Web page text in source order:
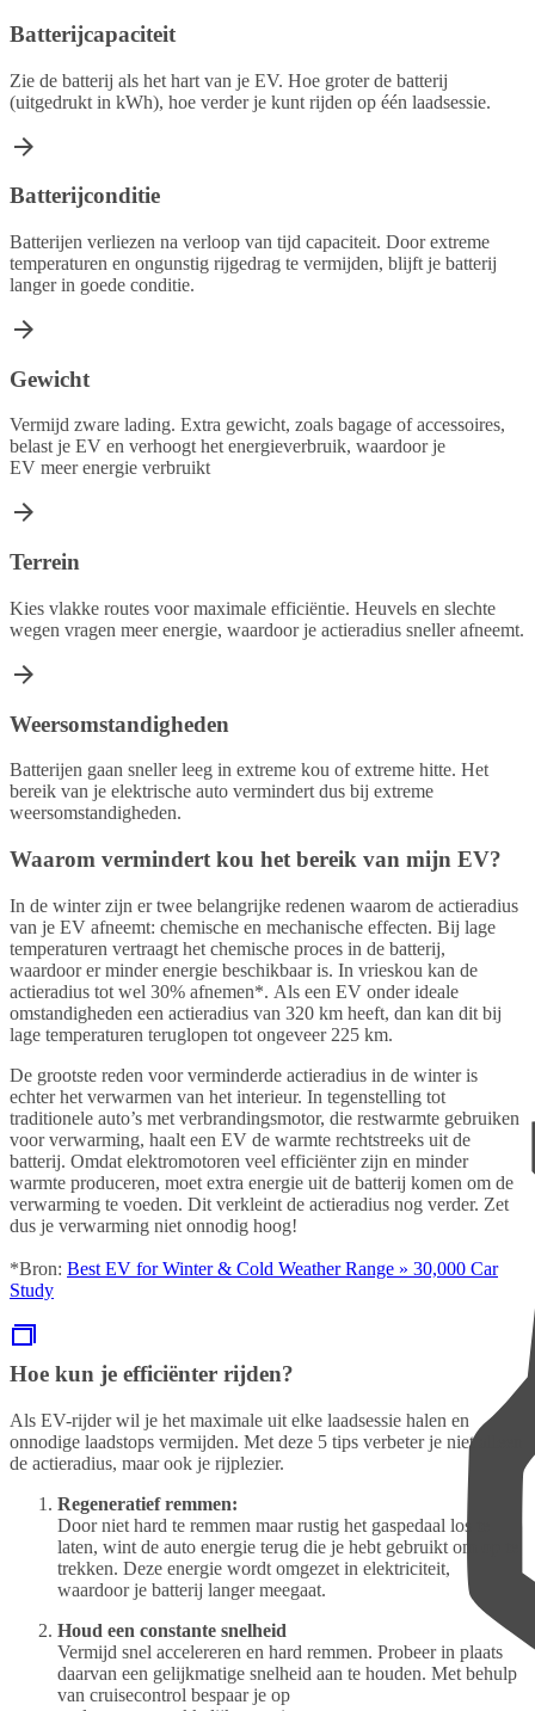
Batterijcapaciteit
Zie de batterij als het hart van je EV. Hoe groter de batterij
(uitgedrukt in kWh), hoe verder je kunt rijden op één laadsessie.
Batterijconditie
Batterijen verliezen na verloop van tijd capaciteit. Door extreme
temperaturen en ongunstig rijgedrag te vermijden, blijft je batterij
langer in goede conditie.
Gewicht
Vermijd zware lading. Extra gewicht, zoals bagage of accessoires,
belast je EV en verhoogt het energieverbruik, waardoor je
EV meer energie verbruikt
Terrein
Kies vlakke routes voor maximale efficiëntie. Heuvels en slechte
wegen vragen meer energie, waardoor je actieradius sneller afneemt.
Weersomstandigheden
Batterijen gaan sneller leeg in extreme kou of extreme hitte. Het
bereik van je elektrische auto vermindert dus bij extreme
weersomstandigheden.
Waarom vermindert kou het bereik van mijn EV?
In de winter zijn er twee belangrijke redenen waarom de actieradius
van je EV afneemt: chemische en mechanische effecten. Bij lage
temperaturen vertraagt het chemische proces in de batterij,
waardoor er minder energie beschikbaar is. In vrieskou kan de
actieradius tot wel 30% afnemen*. Als een EV onder ideale
omstandigheden een actieradius van 320 km heeft, dan kan dit bij
lage temperaturen teruglopen tot ongeveer 225 km.
De grootste reden voor verminderde actieradius in de winter is
echter het verwarmen van het interieur. In tegenstelling tot
traditionele auto’s met verbrandingsmotor, die restwarmte gebruiken
voor verwarming, haalt een EV de warmte rechtstreeks uit de
batterij. Omdat elektromotoren veel efficiënter zijn en minder
warmte produceren, moet extra energie uit de batterij komen om de
verwarming te voeden. Dit verkleint de actieradius nog verder. Zet
dus je verwarming niet onnodig hoog!
*Bron: Best EV for Winter & Cold Weather Range » 30,000 Car
Study
Hoe kun je efficiënter rijden?
Als EV-rijder wil je het maximale uit elke laadsessie halen en
onnodige laadstops vermijden. Met deze 5 tips verbeter je niet alleen
de actieradius, maar ook je rijplezier.
Regeneratief remmen:
Door niet hard te remmen maar rustig het gaspedaal los te
laten, wint de auto energie terug die je hebt gebruikt om op te
trekken. Deze energie wordt omgezet in elektriciteit,
waardoor je batterij langer meegaat.
Houd een constante snelheid
Vermijd snel accelereren en hard remmen. Probeer in plaats
daarvan een gelijkmatige snelheid aan te houden. Met behulp
van cruisecontrol bespaar je op